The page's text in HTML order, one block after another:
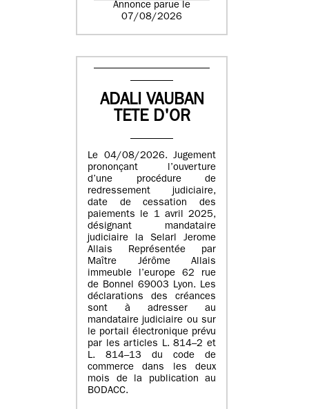
Annonce parue le
07/08/2026
ADALI VAUBAN
TETE D'OR
Le 04/08/2026. Jugement
prononçant l’ouverture
d’une procédure de
redressement judiciaire,
date de cessation des
paiements le 1 avril 2025,
désignant mandataire
judiciaire la Selarl Jerome
Allais Représentée par
Maître Jérôme Allais
immeuble l’europe 62 rue
de Bonnel 69003 Lyon. Les
déclarations des créances
sont à adresser au
mandataire judiciaire ou sur
le portail électronique prévu
par les articles L. 814–2 et
L. 814–13 du code de
commerce dans les deux
mois de la publication au
BODACC.